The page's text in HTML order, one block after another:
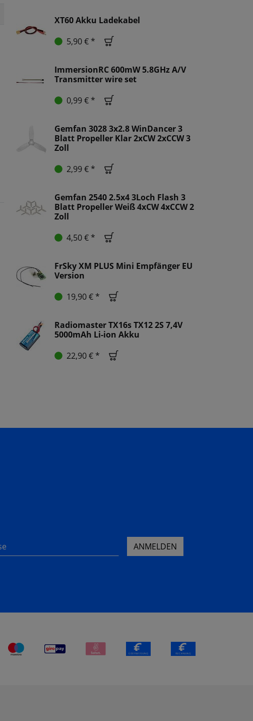
XT60 Akku Ladekabel
5,90 € *
ImmersionRC 600mW 5.8GHz A/V
Transmitter wire set
0,99 € *
Gemfan 3028 3x2.8 WinDancer 3
Blatt Propeller Klar 2xCW 2xCCW 3
Zoll
2,99 € *
Gemfan 2540 2.5x4 3Loch Flash 3
Blatt Propeller Weiß 4xCW 4xCCW 2
Zoll
4,50 € *
FrSky XM PLUS Mini Empfänger EU
Version
19,90 € *
Radiomaster TX16s TX12 2S 7,4V
5000mAh Li-ion Akku
22,90 € *
ANMELDEN